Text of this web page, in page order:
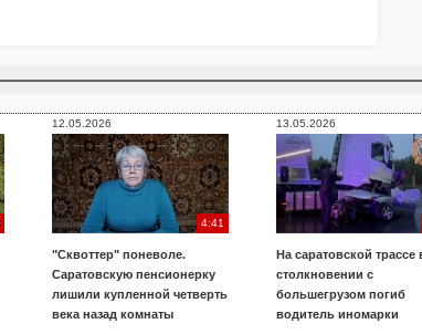
12.05.2026
4:41
"Сквоттер" поневоле.
Саратовскую пенсионерку
лишили купленной четверть
века назад комнаты
13.05.2026
На саратовской трассе
столкновении с
большегрузом погиб
водитель иномарки